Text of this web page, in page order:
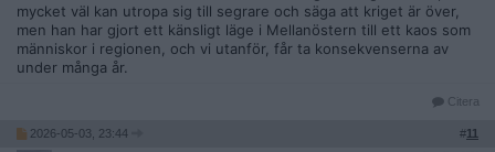
mycket väl kan utropa sig till segrare och säga att kriget är över,
men han har gjort ett känsligt läge i Mellanöstern till ett kaos som
människor i regionen, och vi utanför, får ta konsekvenserna av
under många år.
Citera
2026-05-03, 23:44 #11